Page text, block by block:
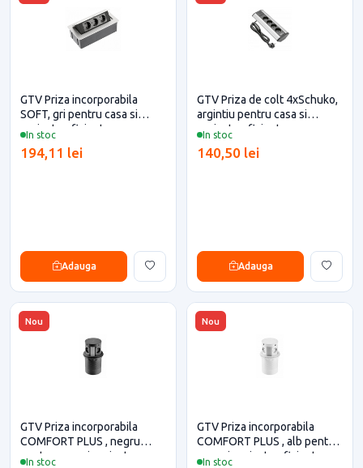
In stoc
GTV Priza incorporabila
SOFT, gri pentru casa si
proiecte eficiente
194,11 lei
Adauga
In stoc
GTV Priza de colt 4xSchuko,
argintiu pentru casa si
proiecte eficiente
140,50 lei
Adauga
Nou
In stoc
GTV Priza incorporabila
COMFORT PLUS , negru
pentru casa si proiecte
Nou
In stoc
GTV Priza incorporabila
COMFORT PLUS , alb pentru
casa si proiecte eficiente